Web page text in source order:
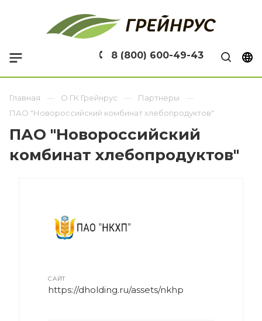
8 (800) 600-49-43
Главная О ГК Грейнрус
Партнеры
ПАО "Новороссийский комбинат хлебопродуктов"
ПАО "Новороссийский
комбинат хлебопродуктов"
САЙТ
https://dholding.ru/assets/nkhp